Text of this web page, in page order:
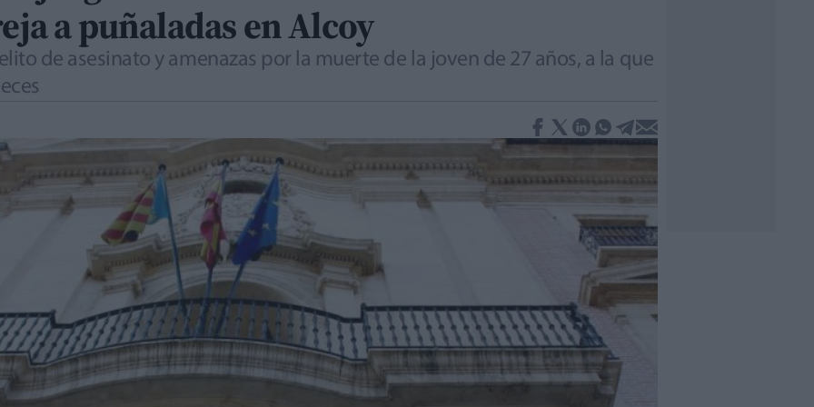
a puñaladas en Alcoy
de asesinato y amenazas por la muerte de la joven de 27 años, a la que